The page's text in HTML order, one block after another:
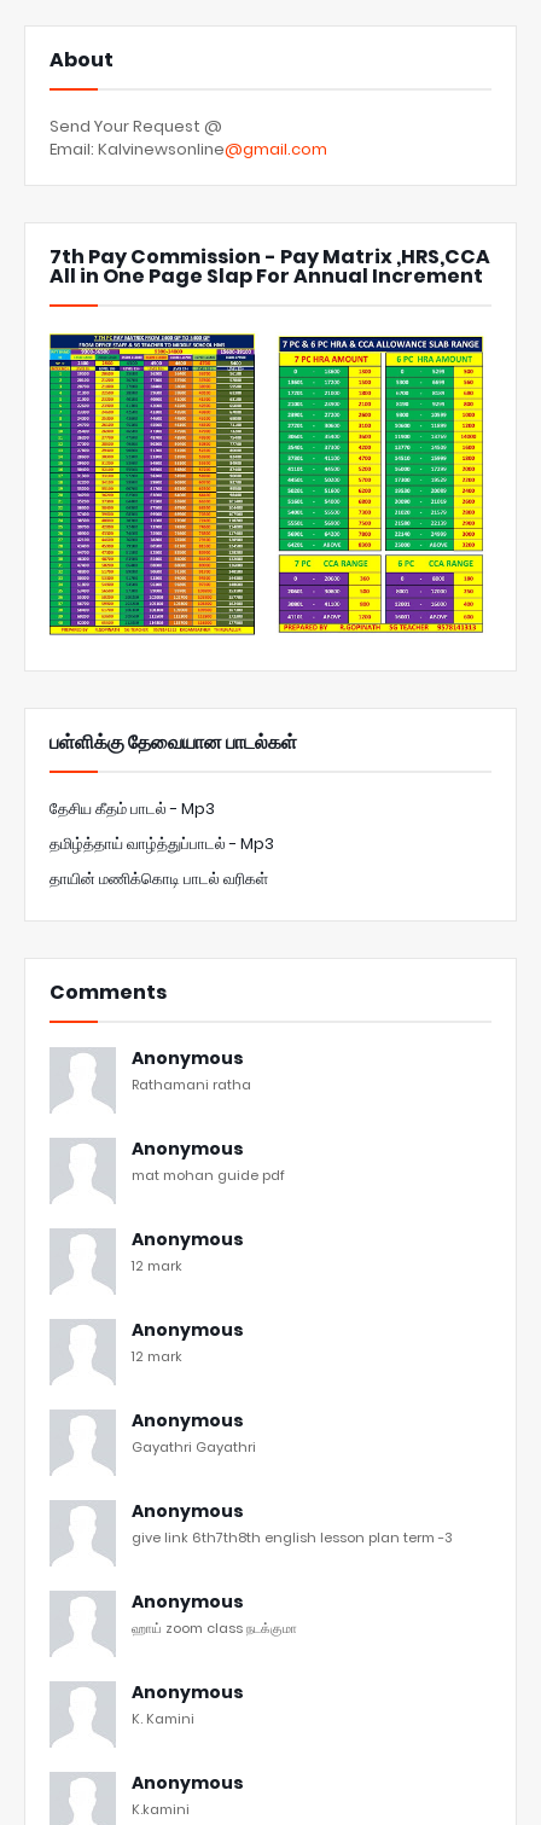
About
Send Your Request @
Email: Kalvinewsonline@gmail.com
7th Pay Commission - Pay Matrix ,HRS,CCA
All in One Page Slap For Annual Increment
பள்ளிக்கு தேவையான பாடல்கள்
தேசிய கீதம் பாடல் - Mp3
தமிழ்த்தாய் வாழ்த்துப்பாடல் - Mp3
தாயின் மணிக்கொடி பாடல் வரிகள்
Comments
Anonymous
Rathamani ratha
Anonymous
mat mohan guide pdf
Anonymous
12 mark
Anonymous
12 mark
Anonymous
Gayathri Gayathri
Anonymous
give link 6th7th8th english lesson plan term -3
Anonymous
ஹாய் zoom class நடக்குமா
Anonymous
K. Kamini
Anonymous
K.kamini